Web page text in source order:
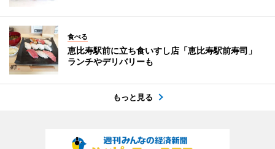
食べる
恵比寿駅前に立ち食いすし店「恵比寿駅前寿司」
ランチやデリバリーも
もっと見る